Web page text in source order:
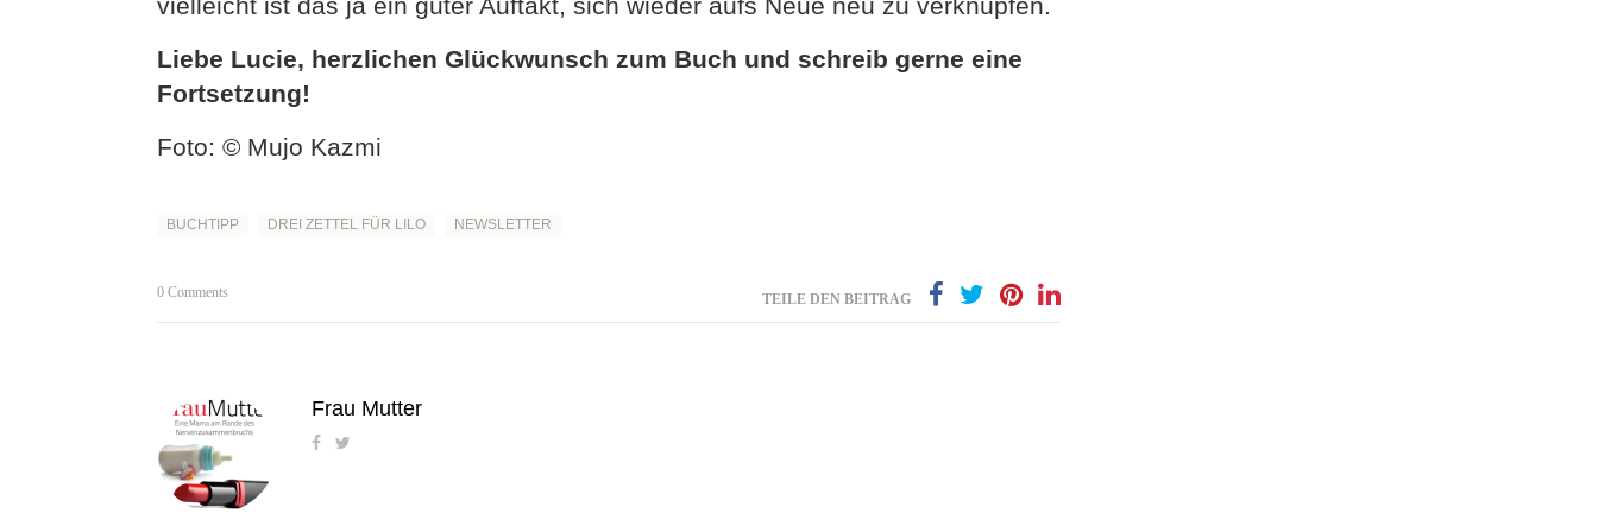
vielleicht ist das ja ein guter Auftakt, sich wieder aufs Neue neu zu verknüpfen.
Liebe Lucie, herzlichen Glückwunsch zum Buch und schreib gerne eine
Fortsetzung!
Foto: © Mujo Kazmi
BUCHTIPP DREI ZETTEL FÜR LILO NEWSLETTER
0 Comments TEILE DEN BEITRAG
Frau Mutter